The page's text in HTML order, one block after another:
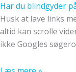
Har du blindgyder
Husk at lave links
altid kan scrolle
ikke Googles